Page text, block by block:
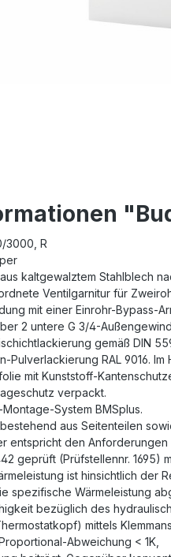
3000, R
kaltgewalztem Stahlblech
Ventilgarnitur für
mit einer Einrohr-Bypass-
2 untere G 3/4-
gemäß DIN
Pulverlackierung RAL 9016.
mit Kunststoff-
verpackt.
System BMSplus.
aus Seitenteilen
den Anforderungen
geprüft (Prüfstellennr. 1695)
ist hinsichtlich der
spezifische Wärmeleistung
bezüglich des
mittels
Abweichung < 1K,